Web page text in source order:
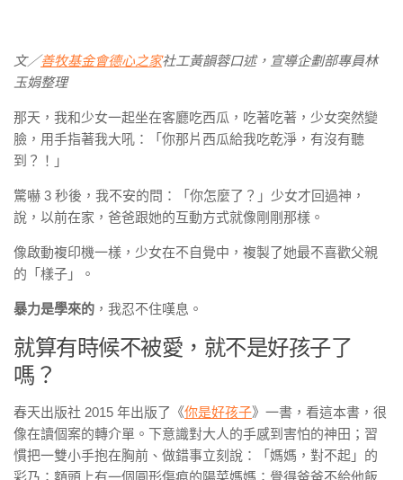
文／善牧基金會德心之家社工黃韻蓉口述，宣導企劃部專員林
玉娟整理
那天，我和少女一起坐在客廳吃西瓜，吃著吃著，少女突然變
臉，用手指著我大吼：「你那片西瓜給我吃乾淨，有沒有聽
到？！」
驚嚇 3 秒後，我不安的問：「你怎麼了？」少女才回過神，
說，以前在家，爸爸跟她的互動方式就像剛剛那樣。
像啟動複印機一樣，少女在不自覺中，複製了她最不喜歡父親
的「樣子」。
暴力是學來的 ，我忍不住嘆息。
就算有時候不被愛，就不是好孩子了
嗎？
春天出版社 2015 年出版了《你是好孩子》一書，看這本書，很
像在讀個案的轉介單。下意識對大人的手感到害怕的神田；習
慣把一雙小手抱在胸前、做錯事立刻說：「媽媽，對不起」的
彩乃；額頭上有一個圓形傷痕的陽菜媽媽；覺得爸爸不給他飯